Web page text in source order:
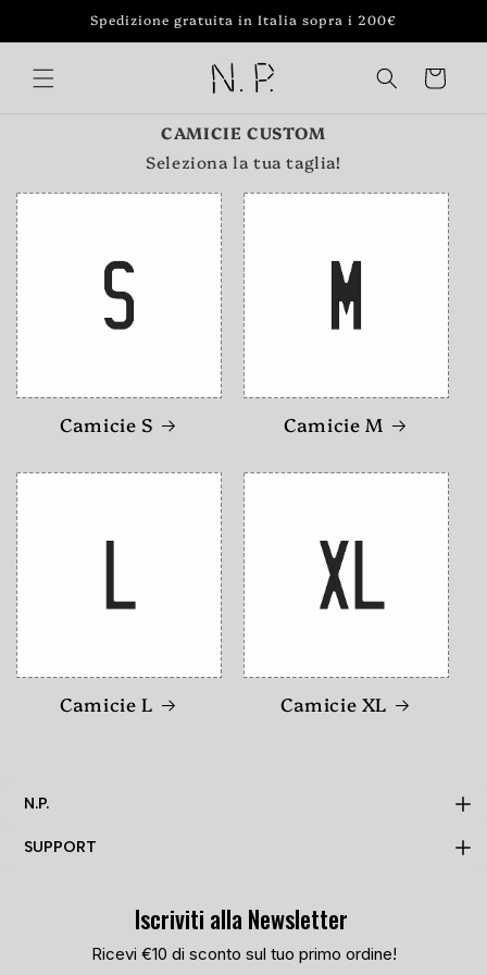
direttamente
ai contenuti
Spedizione gratuita in Italia sopra i 200€
Carrello
CAMICIE CUSTOM
Seleziona la tua taglia!
Camicie S Camicie M
Camicie L Camicie XL
N.P.
TRACKING PAGE
SUPPORT
PRIVACY POLICY
COOKIE POLICY
Iscriviti alla Newsletter
Ricevi €10 di sconto sul tuo primo ordine!